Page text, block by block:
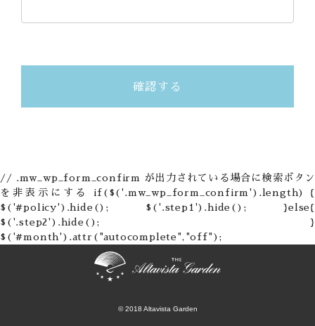
// .mw_wp_form_confirm が出力されている場合に検索ボタン
を非表示にする if($('.mw_wp_form_confirm').length) {
$('#policy').hide(); $('.step1').hide(); }else{
$('.step2').hide(); }
$('#month').attr("autocomplete","off");
© 2018 Altavista Garden